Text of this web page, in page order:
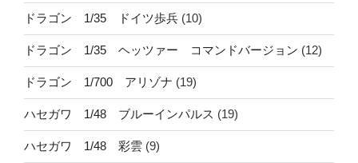
ドラゴン 1/35 ドイツ歩兵 (10)
ドラゴン 1/35 ヘッツァー コマンドバージョン (12)
ドラゴン 1/700 アリゾナ (19)
ハセガワ 1/48 ブルーインパルス (19)
ハセガワ 1/48 彩雲 (9)